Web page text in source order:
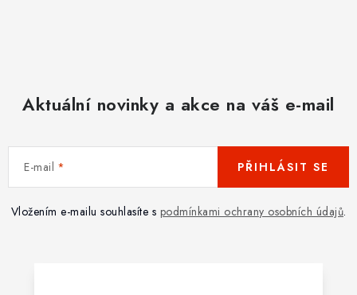
Aktuální novinky a akce na váš e-mail
E-mail
Vložením e-mailu souhlasíte s podmínkami ochrany osobních údajů.
PŘIHLÁSIT SE